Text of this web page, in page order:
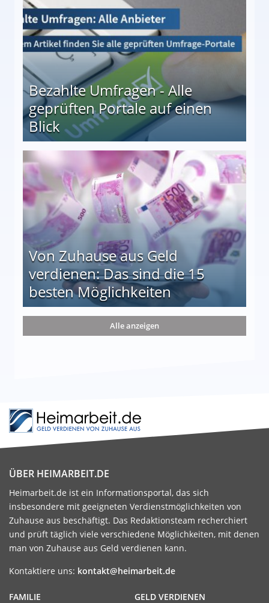
Bezahlte Umfragen - Alle
geprüften Portale auf einen
Blick
auf einen Blick
Von Zuhause aus Geld
verdienen: Das sind die 15
besten Möglichkeiten
die 15 besten Möglichkeiten
Alle anzeigen
ÜBER HEIMARBEIT.DE
Heimarbeit.de ist ein Informationsportal, das sich
insbesondere mit geeigneten Verdienstmöglichkeiten von
Zuhause aus beschäftigt. Das Redaktionsteam recherchiert
und prüft täglich viele verschiedene Möglichkeiten, mit denen
man von Zuhause aus Geld verdienen kann.
Kontaktiere uns: kontakt@heimarbeit.de
GELD VERDIENEN
FAMILIE